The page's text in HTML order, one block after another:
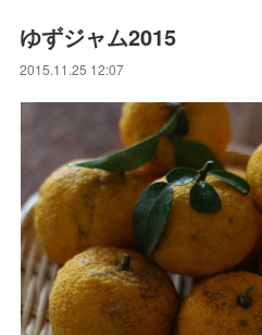
ゆずジャム2015
2015.11.25 12:07